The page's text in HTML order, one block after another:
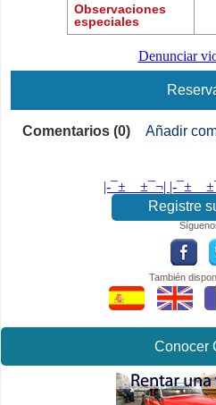
Observaciones
especiales
Denunciar
Comentarios (0) Añadir
|-¯±­__­±¯¬| |-
Registre
También
Conocer